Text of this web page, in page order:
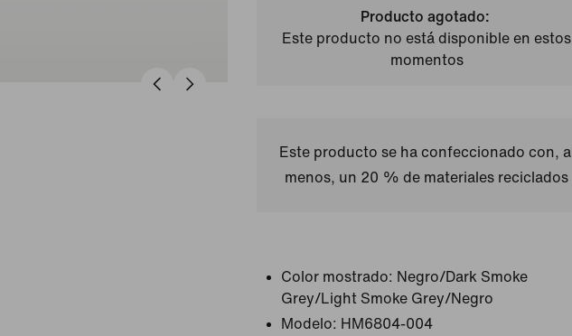
Producto agotado:
Este producto no está disponible en estos
momentos
Este producto se ha confeccionado con, al
menos, un 20 % de materiales reciclados
Color mostrado: Negro/Dark Smoke
Grey/Light Smoke Grey/Negro
Modelo: HM6804-004